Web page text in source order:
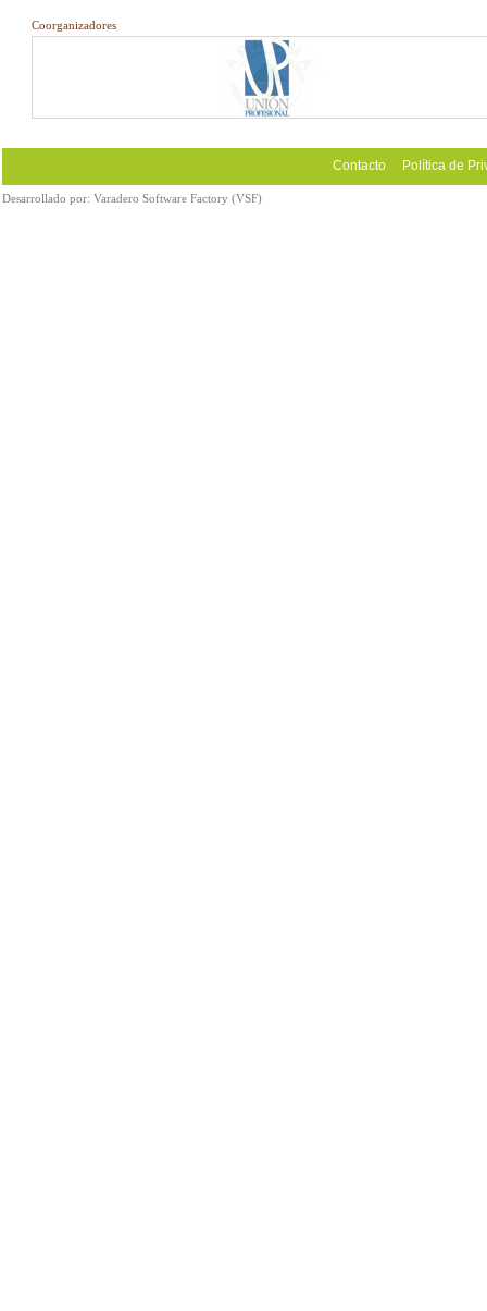
Coorganizadores
Contacto Política de
Desarrollado por: Varadero Software Factory (VSF)